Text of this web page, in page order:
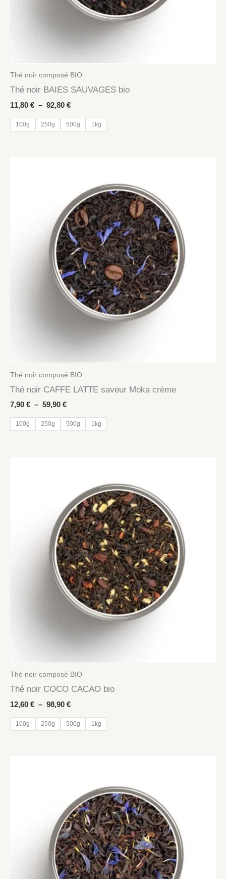
Thé noir composé BIO
Thé noir BAIES SAUVAGES bio
11,80 € – 92,80 €Plage
prix :
11,80 €
100g 250g 500g 1kg
Thé noir composé BIO
Thé noir CAFFE LATTE saveur Moka crème
7,90 € – 59,90 €Plage
prix :
7,90 €
100g 250g 500g 1kg
Thé noir composé BIO
Thé noir COCO CACAO bio
12,60 € – 98,90 €Plage
prix :
12,60 €
100g 250g 500g 1kg